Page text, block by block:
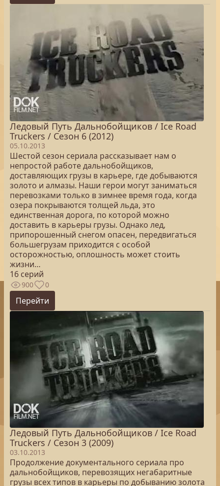
Ледовый Путь Дальнобойщиков / Ice Road
Truckers / Сезон 6 (2012)
05.10.2013
Шестой сезон сериала рассказывает нам о
непростой работе дальнобойщиков,
доставляющих грузы в карьере, где добываются
золото и алмазы. Наши герои могут заниматься
перевозками только в зимнее время года, когда
озера покрываются толщей льда, это
единственная дорога, по которой можно
доставить в карьеры грузы. Однако лед,
припорошенный снегом опасен, передвигаться
большегрузам приходится с особой
осторожностью, оплошность может стоить
жизни…
16 серий
900 0
Перейти
Ледовый Путь Дальнобойщиков / Ice Road
Truckers / Сезон 3 (2009)
03.10.2013
Продолжение документального сериала про
дальнобойщиков, перевозящих негабаритные
грузы всех типов в карьеры по добыванию золота